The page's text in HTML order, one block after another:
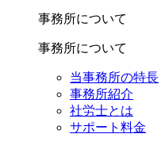
事務所について
事務所について
当事務所の特長
事務所紹介
社労士とは
サポート料金